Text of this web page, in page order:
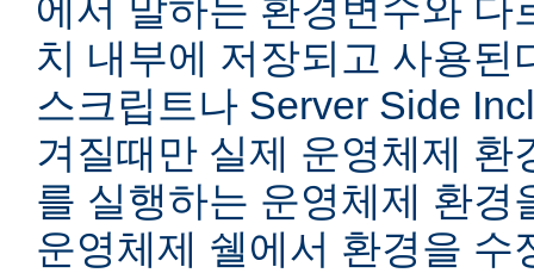
에서 말하는 환경변수와 다
치 내부에 저장되고 사용된
스크립트나 Server Side
겨질때만 실제 운영체제 환
를 실행하는 운영체제 환경
운영체제 쉘에서 환경을 수